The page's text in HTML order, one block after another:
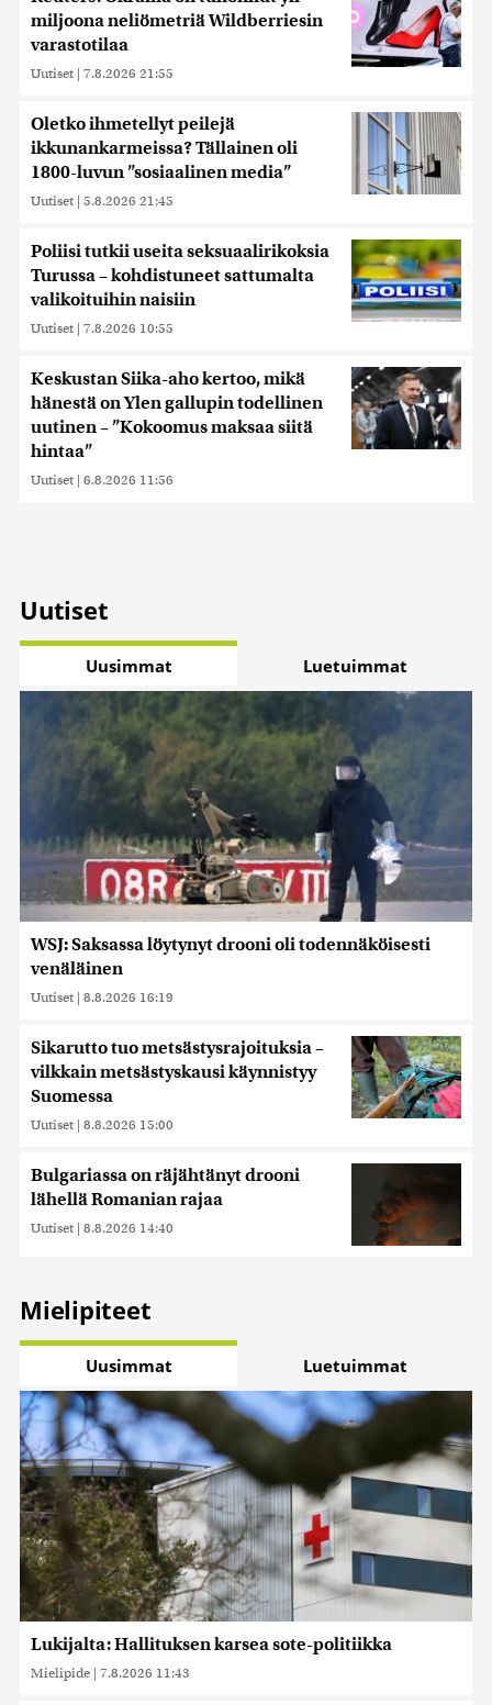
miljoona neliömetriä Wildberriesin
varastotilaa
Uutiset | 7.8.2026 21:55
Oletko ihmetellyt peilejä
ikkunankarmeissa? Tällainen oli
1800-luvun ”sosiaalinen media”
Uutiset | 5.8.2026 21:45
Poliisi tutkii useita seksuaalirikoksia
Turussa – kohdistuneet sattumalta
valikoituihin naisiin
Uutiset | 7.8.2026 10:55
Keskustan Siika-aho kertoo, mikä
hänestä on Ylen gallupin todellinen
uutinen – ”Kokoomus maksaa siitä
hintaa”
Uutiset | 6.8.2026 11:56
Uutiset
Uusimmat Luetuimmat
WSJ: Saksassa löytynyt drooni oli todennäköisesti
venäläinen
Uutiset | 8.8.2026 16:19
Sikarutto tuo metsästysrajoituksia –
vilkkain metsästyskausi käynnistyy
Suomessa
Uutiset | 8.8.2026 15:00
Bulgariassa on räjähtänyt drooni
lähellä Romanian rajaa
Uutiset | 8.8.2026 14:40
Mielipiteet
Uusimmat Luetuimmat
Lukijalta: Hallituksen karsea sote-politiikka
Mielipide | 7.8.2026 11:43